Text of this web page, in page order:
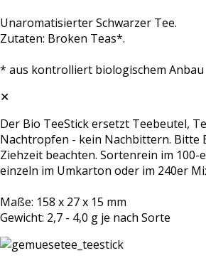
Unaromatisierter Schwarzer Tee.
Zutaten: Broken Teas*.
* aus kontrolliert biologischem Anbau
✕
Der Bio TeeStick ersetzt Teebeutel,
Nachtropfen - kein Nachbittern. Bitte
Ziehzeit beachten. Sortenrein im
einzeln im Umkarton oder im 240er
Maße: 158 x 27 x 15 mm
Gewicht: 2,7 - 4,0 g je nach Sorte